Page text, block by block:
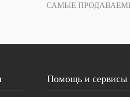
В наличии
САМЫЕ
Помощь и сервисы